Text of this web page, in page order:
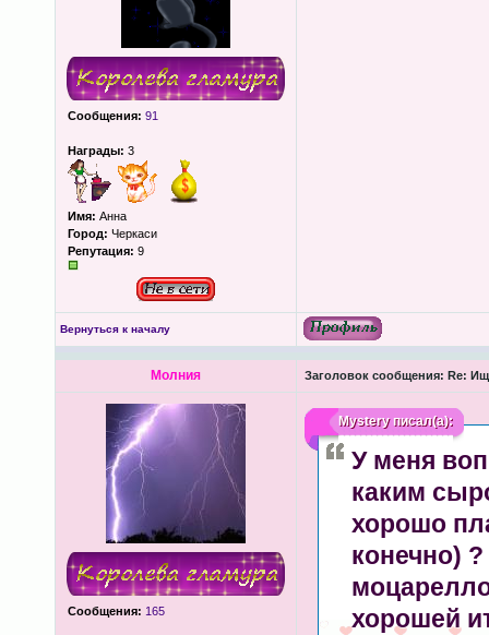
Сообщения: 91
Награды: 3
Имя: Анна
Город: Черкаси
Репутация: 9
Вернуться к началу
Молния Заголовок сообщения: Re:
Сообщения: 165
Mysteryписал(а):
У меня
каким
хорошо
конечно)
хорошей